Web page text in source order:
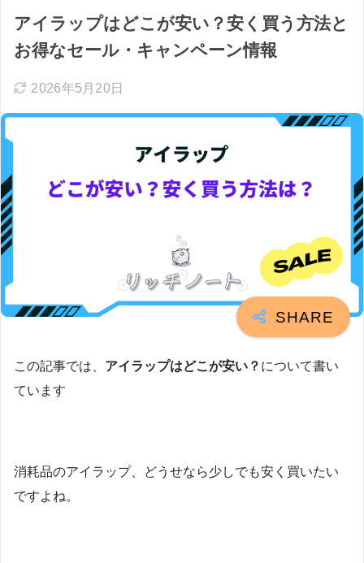
アイラップはどこが安い？安く買う方法と
お得なセール・キャンペーン情報
2026年5月20日
この記事では、 アイラップはどこが安い？ について書い
ています
消耗品のアイラップ、どうせなら少しでも安く買いたい
ですよね。